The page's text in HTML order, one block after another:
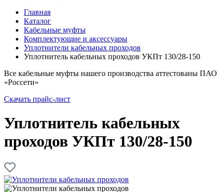
Главная
Каталог
Кабельные муфты
Комплектующие и аксессуары
Уплотнители кабельных проходов
Уплотнитель кабельных проходов УКПт 130/28-150
Все кабельные муфты нашего производства аттестованы ПАО
«Россети»
Скачать прайс-лист
Уплотнитель кабельных
проходов УКПт 130/28-150